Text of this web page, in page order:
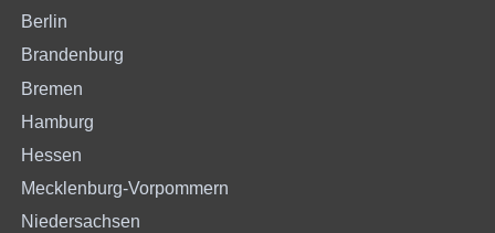
Berlin
Brandenburg
Bremen
Hamburg
Hessen
Mecklenburg-Vorpommern
Niedersachsen